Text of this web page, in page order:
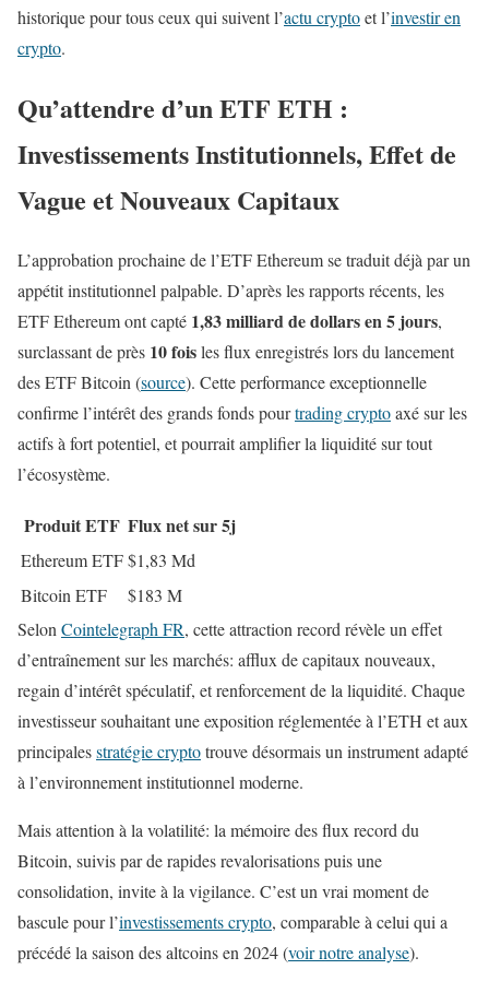
historique pour tous ceux qui suivent l’actu cryptoet l’investir en
crypto.
Qu’attendre d’un ETF ETH :
Investissements Institutionnels, Effet de
Vague et Nouveaux Capitaux
L’approbation prochaine de l’ETF Ethereum se traduit déjà par un
appétit institutionnel palpable. D’après les rapports récents, les
ETF Ethereum ont capté 1,83 milliard de dollars en 5 jours,
surclassant de près 10 foisles flux enregistrés lors du lancement
des ETF Bitcoin (source). Cette performance exceptionnelle
confirme l’intérêt des grands fonds pourtrading cryptoaxé sur les
actifs à fort potentiel, et pourrait amplifier la liquidité sur tout
l’écosystème.
Produit ETF Flux net sur 5j
Ethereum ETF$1,83 Md
Bitcoin ETF
$183 M
Selon Cointelegraph FR, cette attraction record révèle un effet
d’entraînement sur les marchés: afflux de capitaux nouveaux,
regain d’intérêt spéculatif, et renforcement de la liquidité. Chaque
investisseur souhaitant une exposition réglementée à l’ETH et aux
principalesstratégie cryptotrouve désormais un instrument adapté
à l’environnement institutionnel moderne.
Mais attention à la volatilité: la mémoire des flux record du
Bitcoin, suivis par de rapides revalorisations puis une
consolidation, invite à la vigilance. C’est un vrai moment de
bascule pour l’investissements crypto, comparable à celui qui a
précédé la saison des altcoins en 2024 (voir notre analyse).